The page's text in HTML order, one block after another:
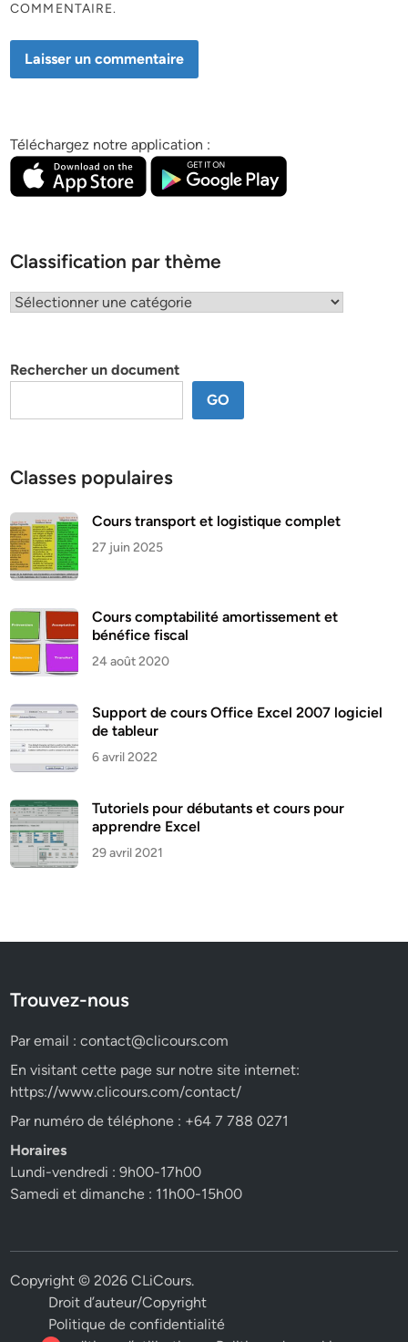
COMMENTAIRE.
Téléchargez notre application :
Classification par thème
Classification
Rechercher un document
GO
Classes populaires
Cours transport et logistique complet
27 juin 2025
Cours comptabilité amortissement et
bénéfice fiscal
24 août 2020
Support de cours Office Excel 2007 logiciel
de tableur
6 avril 2022
Tutoriels pour débutants et cours pour
apprendre Excel
29 avril 2021
Trouvez-nous
Par email :contact@clicours.com
En visitant cette page sur notre site internet:
https://www.clicours.com/contact/
Par numéro de téléphone : +64 7 788 0271
Horaires
Lundi-vendredi : 9h00-17h00
Samedi et dimanche : 11h00-15h00
Copyright © 2026CLiCours.
Droit d’auteur/Copyright
Politique de confidentialité